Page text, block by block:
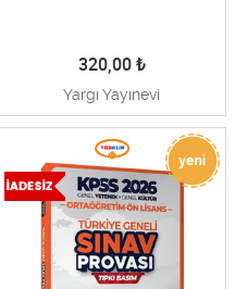
320,00₺
Yargı Yayınevi